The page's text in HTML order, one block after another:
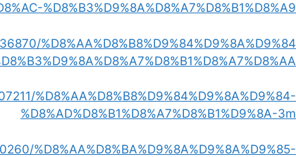
%D8%B3%D9%8A%D8%A7%D8%B1%D8%A9
%D8%AA%D8%B8%D9%84%D9%8A%D9%84
%D8%AA%D8%B8%D9%84%D9%8A%D9%84-
%D8%AD%D8%B1%D8%A7%D8%B1%D9%8A-3m
%D8%AA%D8%BA%D9%8A%D9%8A%D9%85-